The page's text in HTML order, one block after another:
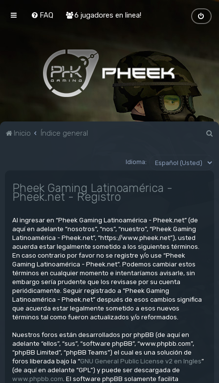
FAQ 6 jugadores en linea!
Inicio Índice general
Idioma:
Pheek Gaming Latinoamérica -
Pheek.net - Registro
Al ingresar en “Pheek Gaming Latinoamérica - Pheek.net” (de
aquí en adelante “nosotros”, “nos”, “nuestro”, “Pheek Gaming
Latinoamérica - Pheek.net”, “https://www.pheek.net”), usted
acuerda estar legalmente sometido a los siguientes términos.
En caso contrario por favor no se registre y/o use “Pheek
Gaming Latinoamérica - Pheek.net”. Podemos cambiar estos
términos en cualquier momento e intentaríamos avisarle, sin
embargo sería prudente que los revisase por su cuenta
periódicamente. Seguir registrado a “Pheek Gaming
Latinoamérica - Pheek.net” después de esos cambios significa
que acuerda estar legalmente sometido a esos nuevos
términos tal como fueron actualizados y/o reformados.
Nuestros foros están desarrollados por phpBB (de aquí en
adelante “ellos”, “sus”, “software phpBB”, “www.phpbb.com”,
“phpBB Limited”, “phpBB Teams”) el cual es una solución de
foros liberada bajo la “GNU General Public License v2 en Ingles”
(de aquí en adelante “GPL”) y puede ser descargada de
www.phpbb.com . El software phpBB solamente facilita